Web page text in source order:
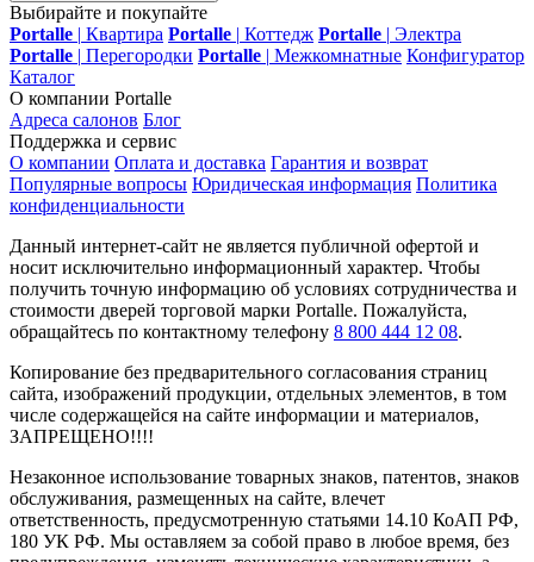
Выбирайте и покупайте
Portalle | Квартира Portalle | Коттедж Portalle | Электра
Portalle | Перегородки Portalle | Межкомнатные Конфигуратор
Каталог
О компании Portalle
Адреса салонов Блог
Поддержка и сервис
О компании Оплата и доставка Гарантия и возврат
Популярные вопросы Юридическая информация Политика
конфиденциальности
Данный интернет-сайт не является публичной офертой и
носит исключительно информационный характер. Чтобы
получить точную информацию об условиях сотрудничества и
стоимости дверей торговой марки Portalle. Пожалуйста,
обращайтесь по контактному телефону 8 800 444 12 08.
Копирование без предварительного согласования страниц
сайта, изображений продукции, отдельных элементов, в том
числе содержащейся на сайте информации и материалов,
ЗАПРЕЩЕНО!!!!
Незаконное использование товарных знаков, патентов, знаков
обслуживания, размещенных на сайте, влечет
ответственность, предусмотренную статьями 14.10 КоАП РФ,
180 УК РФ. Мы оставляем за собой право в любое время, без